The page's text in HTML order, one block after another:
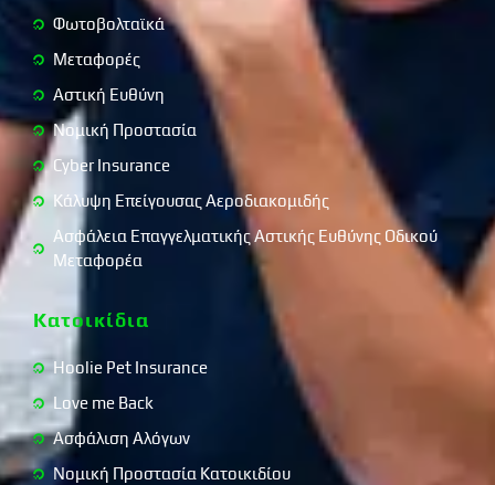
Φωτοβολταϊκά
Μεταφορές
Αστική Ευθύνη
Νομική Προστασία
Cyber Insurance
Κάλυψη Επείγουσας Αεροδιακομιδής
Ασφάλεια Επαγγελματικής Αστικής Ευθύνης Οδικού
Μεταφορέα
Κατοικίδια
Hoolie Pet Insurance
Love me Back
Ασφάλιση Αλόγων
Νομική Προστασία Κατοικιδίου